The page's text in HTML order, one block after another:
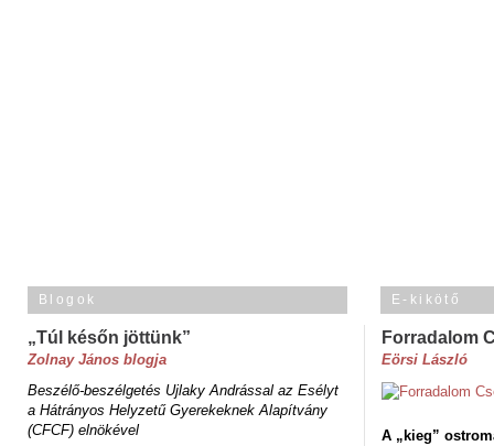
Blogok
„Túl későn jöttünk”
Zolnay János blogja
Beszélő-beszélgetés Ujlaky Andrással az Esélyt
a Hátrányos Helyzetű Gyerekeknek Alapítvány
(CFCF) elnökével
E-kikötő
Forradalom
Eörsi László
A „kieg”